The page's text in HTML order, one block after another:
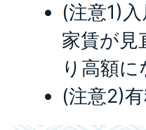
(注意1)
家賃が見
り高額
(注意2)